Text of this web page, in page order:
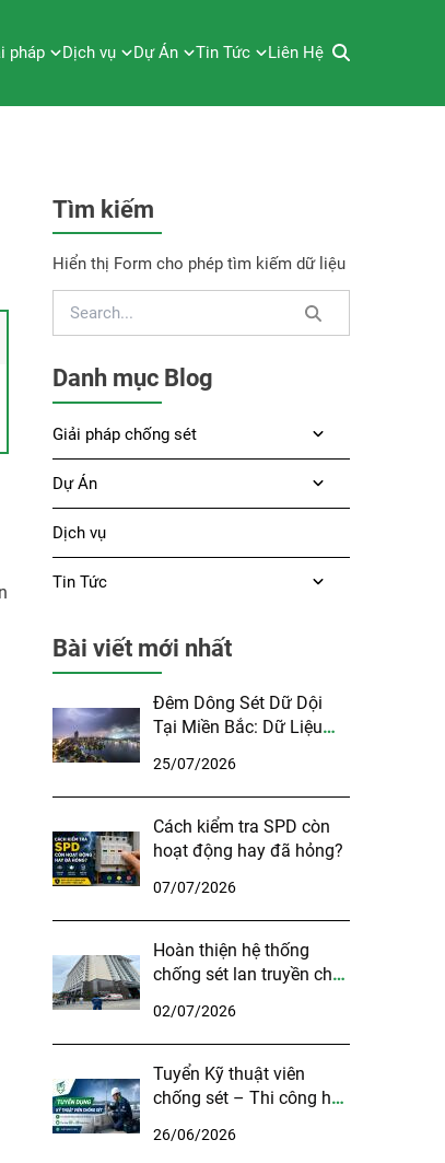
pháp Dịch vụ Dự Án Tin Tức Liên Hệ
Tìm kiếm
Hiển thị Form cho phép tìm kiếm dữ liệu
Danh mục Blog
Giải pháp chống sét
Dự Án
Dịch vụ
Tin Tức
Bài viết mới nhất
Đêm Dông Sét Dữ Dội
Tại Miền Bắc: Dữ Liệu
Điều Cần Lưu Ý
25/07/2026
Cách kiểm tra SPD còn
hoạt động hay đã hỏng?
07/07/2026
Hoàn thiện hệ thống
chống sét lan truyền cho
viện Đa khoa Bắc Ninh
số 1
02/07/2026
Tuyển Kỹ thuật viên
chống sét – Thi công hệ
địa tại Hà Nội
26/06/2026